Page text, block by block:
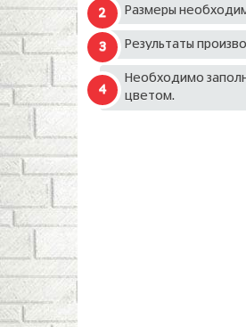
Размеры
Результаты
Необходимо
цветом.